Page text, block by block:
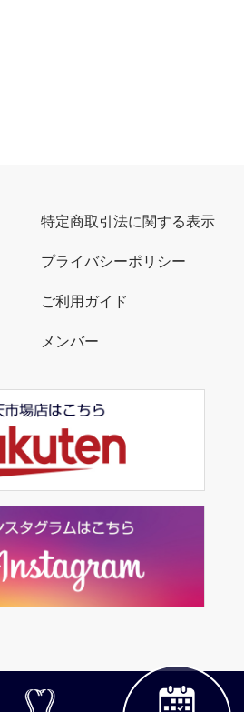
特定商取引法に関する表示
プライバシーポリシー
ご利用ガイド
メンバー